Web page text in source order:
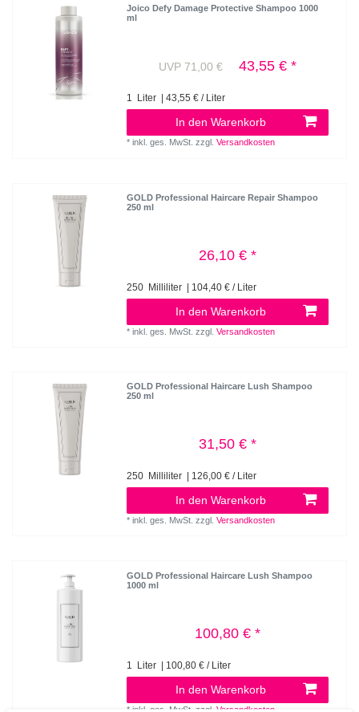
Joico Defy Damage Protective Shampoo 1000
ml
UVP 71,00 € 43,55 € *
1 Liter | 43,55 € / Liter
In den Warenkorb
*inkl. ges. MwSt. zzgl.Versandkosten
GOLD Professional Haircare Repair Shampoo
250 ml
26,10 € *
250 Milliliter | 104,40 € / Liter
In den Warenkorb
*inkl. ges. MwSt. zzgl.Versandkosten
GOLD Professional Haircare Lush Shampoo
250 ml
31,50 € *
250 Milliliter | 126,00 € / Liter
In den Warenkorb
*inkl. ges. MwSt. zzgl.Versandkosten
GOLD Professional Haircare Lush Shampoo
1000 ml
100,80 € *
1 Liter | 100,80 € / Liter
In den Warenkorb
*inkl. ges. MwSt. zzgl.Versandkosten